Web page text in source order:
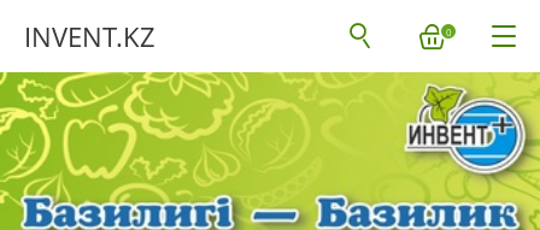
INVENT.KZ 0